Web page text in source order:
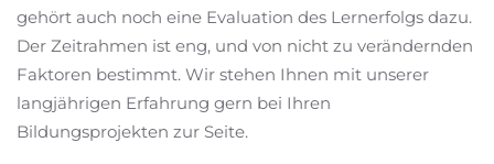
gehört auch noch eine Evaluation des Lernerfolgs dazu.
Der Zeitrahmen ist eng, und von nicht zu verändernden
Faktoren bestimmt. Wir stehen Ihnen mit unserer
langjährigen Erfahrung gern bei Ihren
Bildungsprojekten zur Seite.